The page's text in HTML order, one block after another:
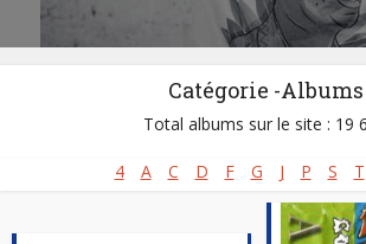
Catégorie -Albums
Total albums sur le site : 19
4 A C D F G J P S T